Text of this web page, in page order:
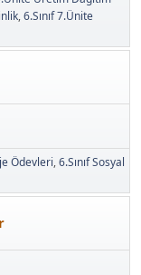
6.Sınıf 7.Ünite
Ödevleri 6.Sınıf Sosyal